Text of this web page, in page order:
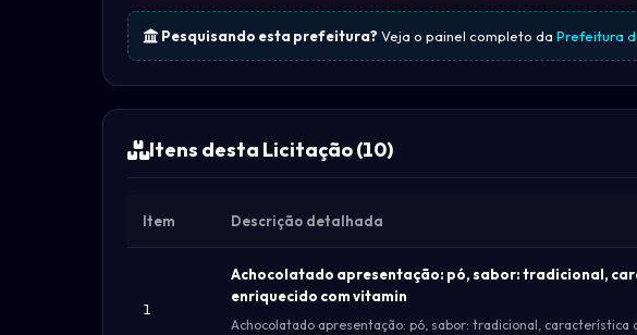
Pesquisando esta prefeitura? Veja o painel completo da Prefeitura
Itens desta Licitação (10)
Item Descrição detalhada
1
Achocolatado apresentação: pó, sabor: tradicional,
enriquecido com vitamin
Achocolatado apresentação: pó, sabor: tradicional, característica